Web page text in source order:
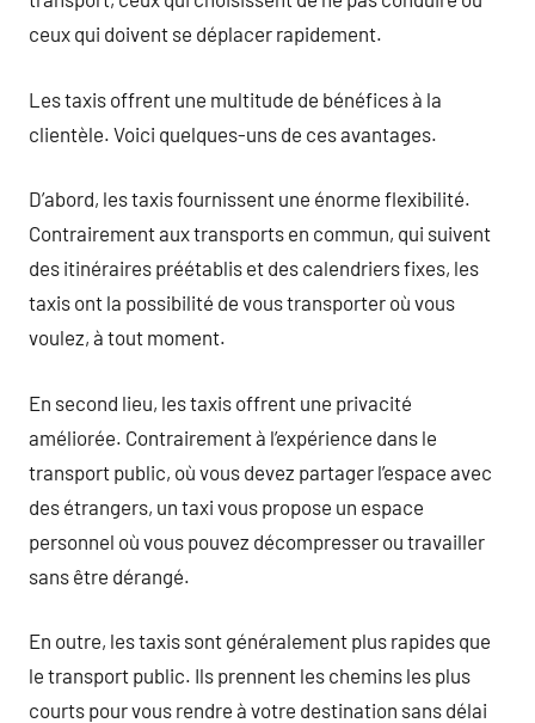
ceux qui doivent se déplacer rapidement.
Les taxis offrent une multitude de bénéfices à la
clientèle. Voici quelques-uns de ces avantages.
D’abord, les taxis fournissent une énorme flexibilité.
Contrairement aux transports en commun, qui suivent
des itinéraires préétablis et des calendriers fixes, les
taxis ont la possibilité de vous transporter où vous
voulez, à tout moment.
En second lieu, les taxis offrent une privacité
améliorée. Contrairement à l’expérience dans le
transport public, où vous devez partager l’espace avec
des étrangers, un taxi vous propose un espace
personnel où vous pouvez décompresser ou travailler
sans être dérangé.
En outre, les taxis sont généralement plus rapides que
le transport public. Ils prennent les chemins les plus
courts pour vous rendre à votre destination sans délai